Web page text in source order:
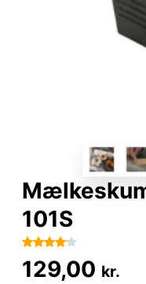
101S
som4
129,00 kr.